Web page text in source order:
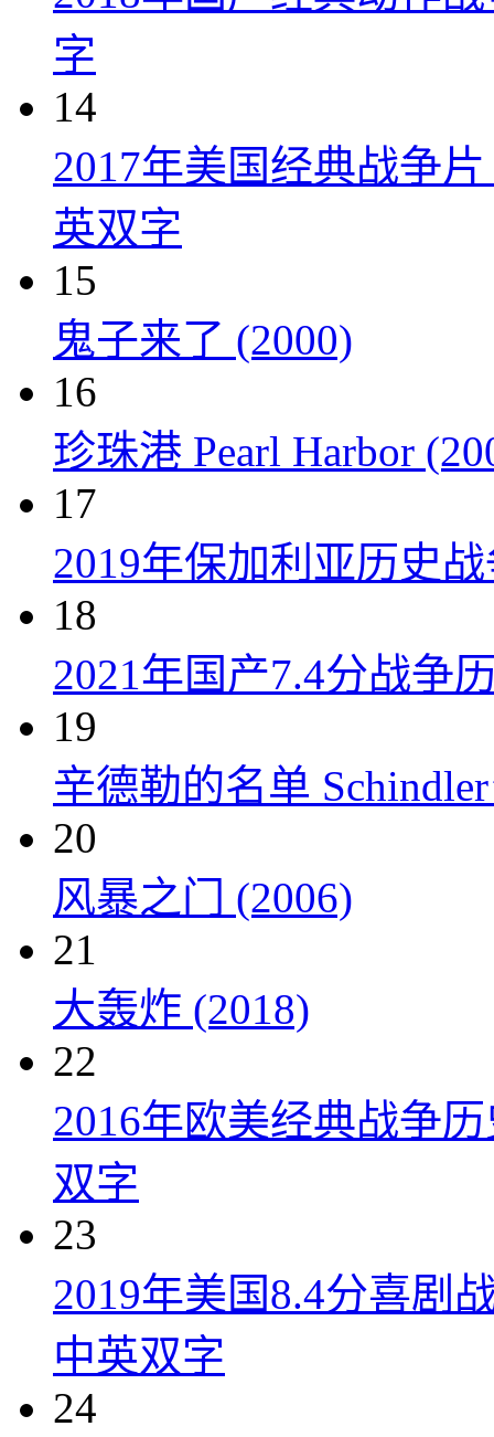
字
14
2017年美国经典战争
英双字
15
鬼子来了 (2000)
16
珍珠港 Pearl Harbor
17
2019年保加利亚历史
18
2021年国产7.4分战争
19
辛德勒的名单
20
风暴之门 (2006)
21
大轰炸 (2018)
22
2016年欧美经典战争
双字
23
2019年美国8.4分喜剧
中英双字
24